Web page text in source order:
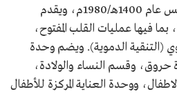
، تأسس عام 1400هـ/1980م، ويقدم
فيها عمليات القلب المفتوح،
(التنقية الدموية). ويضم وحدة
حروق، وقسم النساء والولادة،
ووحدة العناية المركزة للأطفال